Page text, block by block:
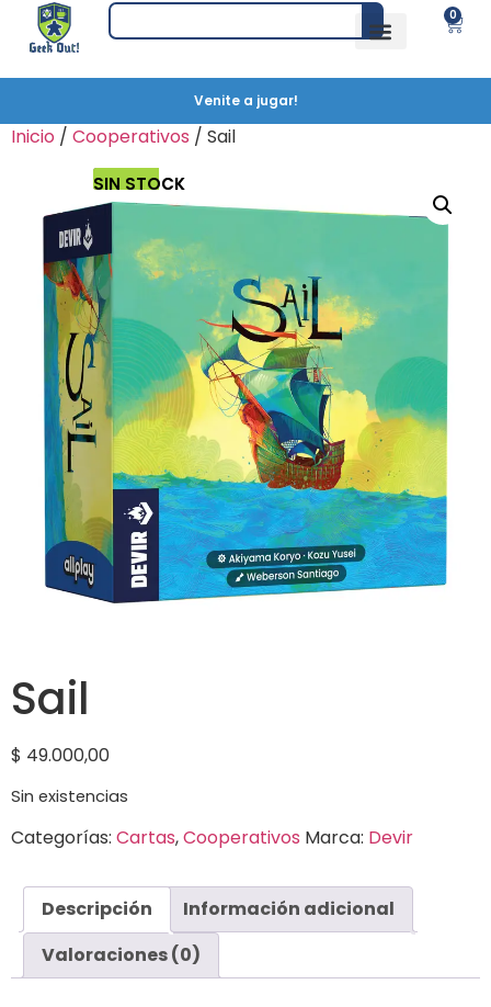
0
Venite a jugar!
Inicio / Cooperativos / Sail
SIN STOCK
Sail
$ 49.000,00
Sin existencias
Categorías: Cartas,Cooperativos Marca: Devir
Descripción
Información adicional
Valoraciones (0)